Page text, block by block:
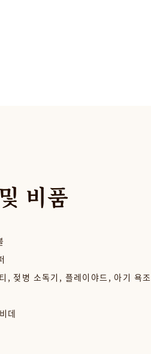
및 비품
, 젖병 소독기, 플레이야드, 아기 욕조
데